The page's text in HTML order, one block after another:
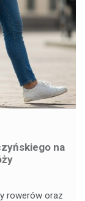
na
rowerów oraz